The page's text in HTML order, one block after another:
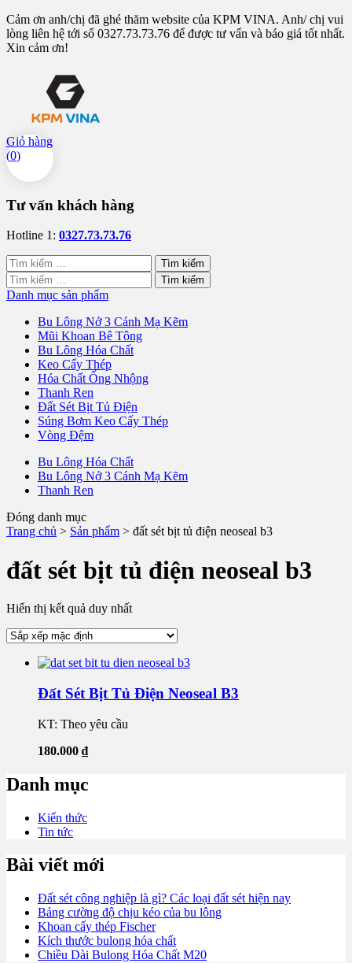
Cảm ơn anh/chị đã ghé thăm website của KPM VINA. Anh/ chị vui
lòng liên hệ tới số 0327.73.73.76 để được tư vấn và báo giá tốt nhất.
Xin cảm ơn!
Giỏ hàng
(0)
Tư vấn khách hàng
Hotline 1: 0327.73.73.76
Tìm
kiếm
cho:
Tìm
kiếm
Danh mục sản phẩm
Bu Lông Nở 3 Cánh Mạ Kẽm
Mũi Khoan Bê Tông
Bu Lông Hóa Chất
Keo Cấy Thép
Hóa Chất Ống Nhộng
Thanh Ren
Đất Sét Bịt Tủ Điện
Súng Bơm Keo Cấy Thép
Vòng Đệm
Bu Lông Hóa Chất
Bu Lông Nở 3 Cánh Mạ Kẽm
Thanh Ren
Đóng danh mục
Trang chủ > Sản phẩm > đất sét bịt tủ điện neoseal b3
đất sét bịt tủ điện neoseal b3
Hiển thị kết quả duy nhất
Đất Sét Bịt Tủ Điện Neoseal B3
KT: Theo yêu cầu
180.000 ₫
Danh mục
Kiến thức
Tin tức
Bài viết mới
Đất sét công nghiệp là gì? Các loại đất sét hiện nay
Bảng cường độ chịu kéo của bu lông
Khoan cấy thép Fischer
Kích thước bulong hóa chất
Chiều Dài Bulong Hóa Chất M20